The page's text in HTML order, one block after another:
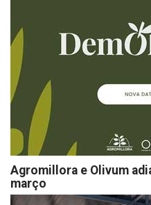
Agromillora e Olivum
março